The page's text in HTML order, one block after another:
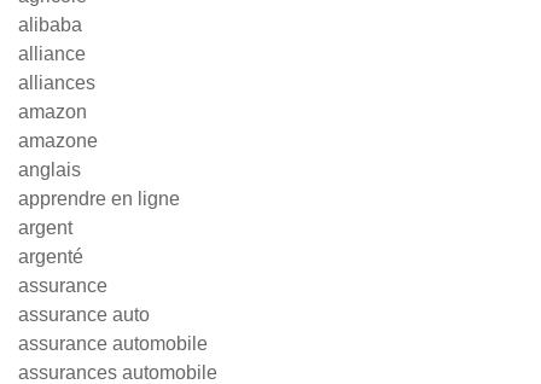
alibaba
alliance
alliances
amazon
amazone
anglais
apprendre en ligne
argent
argenté
assurance
assurance auto
assurance automobile
assurances automobile